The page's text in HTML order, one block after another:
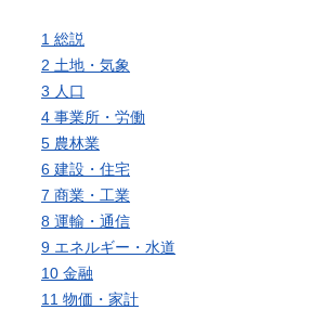
1 総説
2 土地・気象
3 人口
4 事業所・労働
5 農林業
6 建設・住宅
7 商業・工業
8 運輸・通信
9 エネルギー・水道
10 金融
11 物価・家計